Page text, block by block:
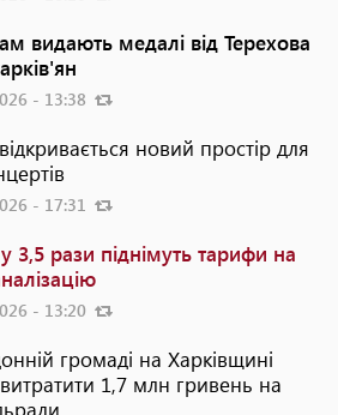
видають медалі від Терехова
- 13:38
новий простір для
- 17:31
3,5 рази піднімуть тарифи на
- 13:20
громаді на Харківщині
1,7 млн гривень на